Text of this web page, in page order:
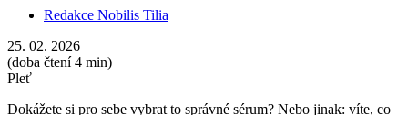
Redakce Nobilis Tilia
25. 02. 2026
(doba čtení 4 min)
Pleť
Dokážete si pro sebe vybrat to správné sérum? Nebo jinak: víte, co